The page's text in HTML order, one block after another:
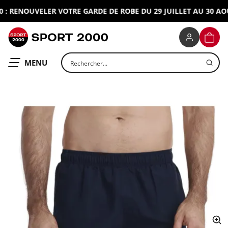
RENOUVELER VOTRE GARDE DE ROBE DU 29 JUILLET AU 30
OUVRIR LE
MENU Rechercher un produit